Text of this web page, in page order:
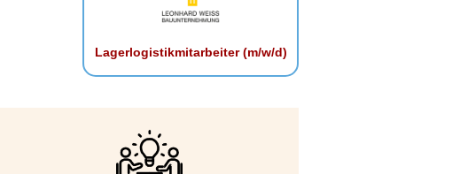
Lagerlogistikmitarbeiter (m/w/d)